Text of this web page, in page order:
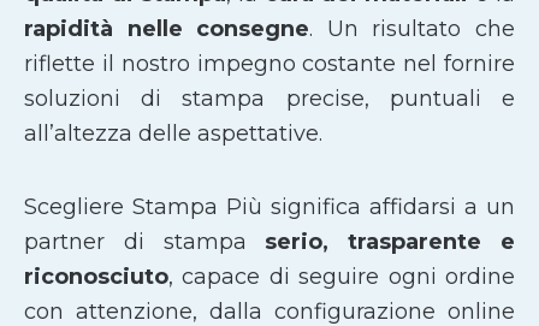
rapidità nelle consegne. Un risultato che
riflette il nostro impegno costante nel fornire
soluzioni di stampa precise, puntuali e
all’altezza delle aspettative.
Scegliere Stampa Più significa affidarsi a un
partner di stampa serio, trasparente e
riconosciuto, capace di seguire ogni ordine
con attenzione, dalla configurazione online